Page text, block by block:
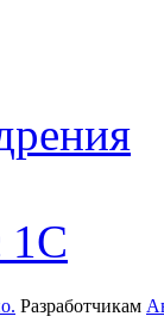
1С
Разработчикам